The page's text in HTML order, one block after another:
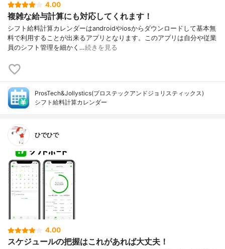
4.00
複雑な給与計算にも対応してくれます！
シフト給料計算カレンダーはandroidやiosからダウンロードして基本無
料で利用することが出来るアプリとなります。このアプリは自分や従業
員のシフト管理を細かく…続きを見る
ProsTech&Jollystics(プロステックアンドジョリスティックス)
シフト給料計算カレンダー
ひでひで
4.00
スケジュールの把握はこれがあれば大丈夫！